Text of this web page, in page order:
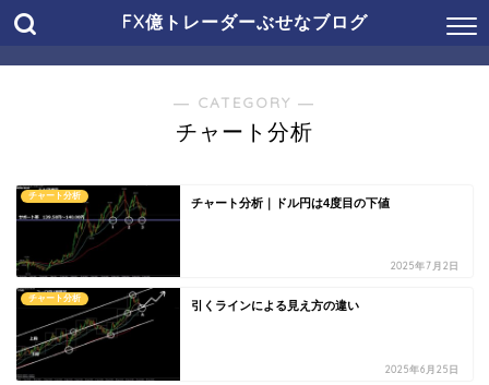
FX億トレーダーぶせなブログ
― CATEGORY ―
チャート分析
チャート分析
チャート分析｜ドル円は4度目の下値
2025年7月2日
チャート分析
引くラインによる見え方の違い
2025年6月25日